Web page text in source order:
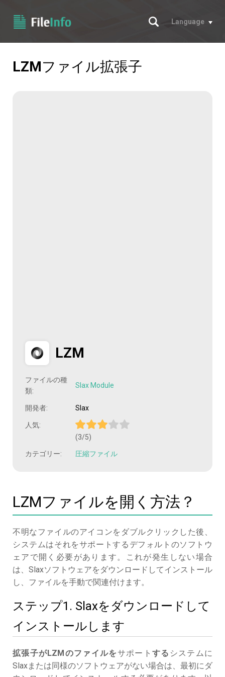
サーチ
Language
LZMファイル拡張子
LZM
ファイルの種
類:
Slax Module
開発者: Slax
人気:
(3/5)
カテゴリー: 圧縮ファイル
LZMファイルを開く方法？
不明なファイルのアイコンをダブルクリックした後、
システムはそれをサポートするデフォルトのソフトウ
ェアで開く必要があります。これが発生しない場合
は、Slaxソフトウェアをダウンロードしてインストール
し、ファイルを手動で関連付けます。
ステップ1. Slaxをダウンロードして
インストールします
拡張子がLZMのファイルをサポートする システムに
Slaxまたは同様のソフトウェアがない場合は、最初にダ